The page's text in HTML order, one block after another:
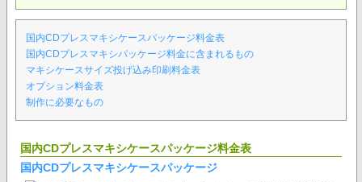
国内CDプレスマキシケースパッケージ料金表
国内CDプレスマキシパッケージ料金に含まれるもの
マキシケースサイズ投げ込み印刷料金表
オプション料金表
制作に必要なもの
国内CDプレスマキシケースパッケージ料金表
国内CDプレスマキシケースパッケージ